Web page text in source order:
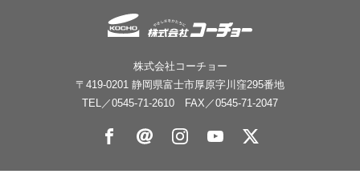
株式会社コーチョー
〒419-0201 静岡県富士市厚原字川窪295番地
TEL／0545-71-2610 FAX／0545-71-2047